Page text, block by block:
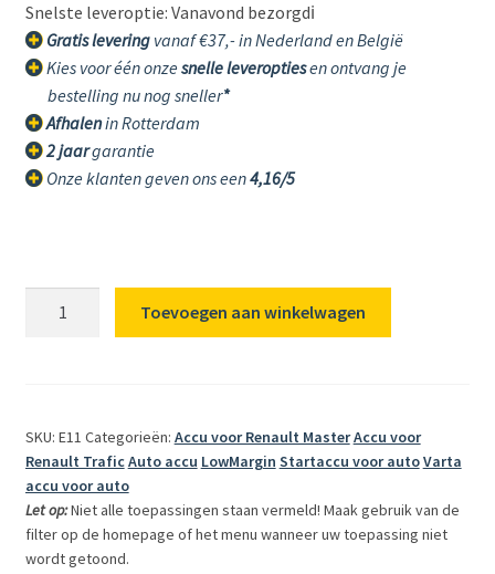
Snelste leveroptie: Vanavond bezorgdℹ️
Gratis leveringvanaf €37,- in Nederland en België
Kies voor één onze snelle leveroptiesen ontvang je
bestelling nu nog sneller*
Afhalenin Rotterdam
2 jaargarantie
Onze klanten geven ons een4,16/5
accu,
680A,
12V
aantal
Toevoegen aan winkelwagen
SKU: E11 Categorieën: Accu voor Renault MasterAccu voor
Renault TraficAuto accu LowMargin Startaccu voor autoVarta
accu voor auto
Let op:Niet alle toepassingen staan vermeld! Maak gebruik van de
filter op de homepage of het menu wanneer uw toepassing niet
wordt getoond.